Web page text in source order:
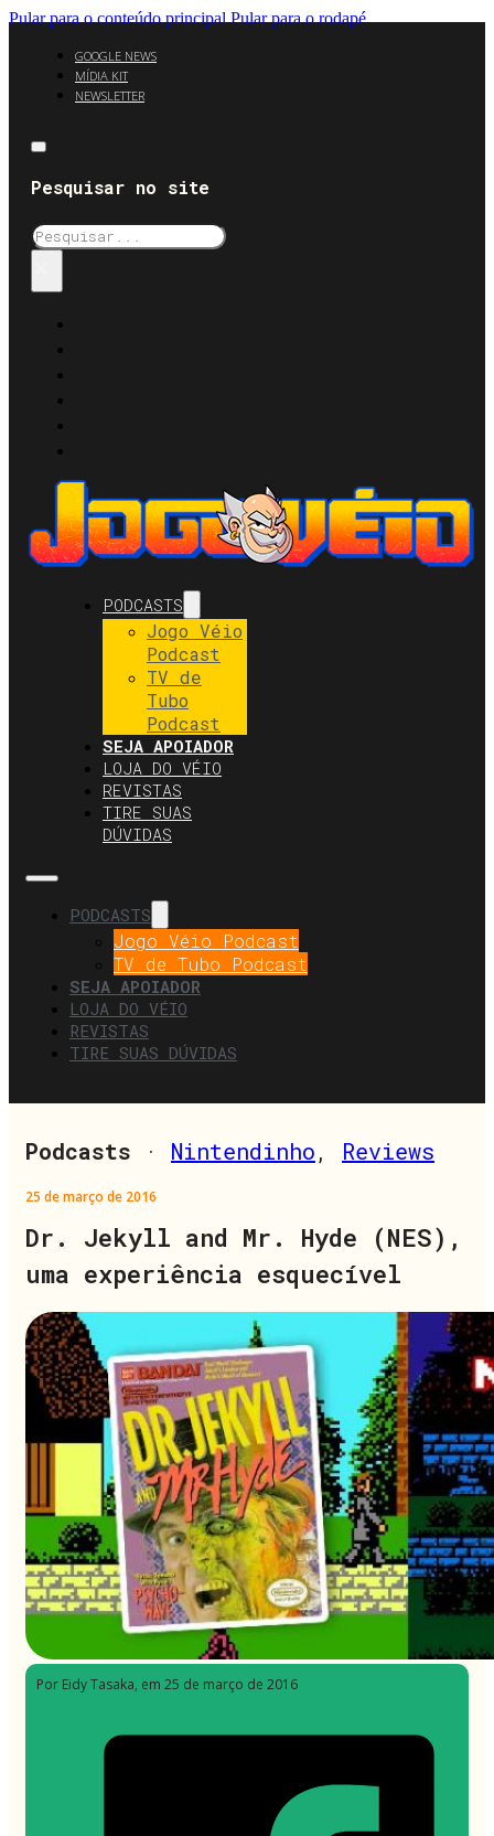
Pular para o conteúdo principal Pular para o rodapé
GOOGLE NEWS
MÍDIA KIT
NEWSLETTER
Pesquisar no site
Pesquisar
PODCASTS
Jogo Véio
Podcast
TV de
Tubo
Podcast
SEJA APOIADOR
LOJA DO VÉIO
REVISTAS
TIRE SUAS
DÚVIDAS
PODCASTS
Jogo Véio Podcast
TV de Tubo Podcast
SEJA APOIADOR
LOJA DO VÉIO
REVISTAS
TIRE SUAS DÚVIDAS
Podcasts · Nintendinho, Reviews
25 de março de 2016
Dr. Jekyll and Mr. Hyde (NES),
uma experiência esquecível
Por Eidy Tasaka, em 25 de março de 2016